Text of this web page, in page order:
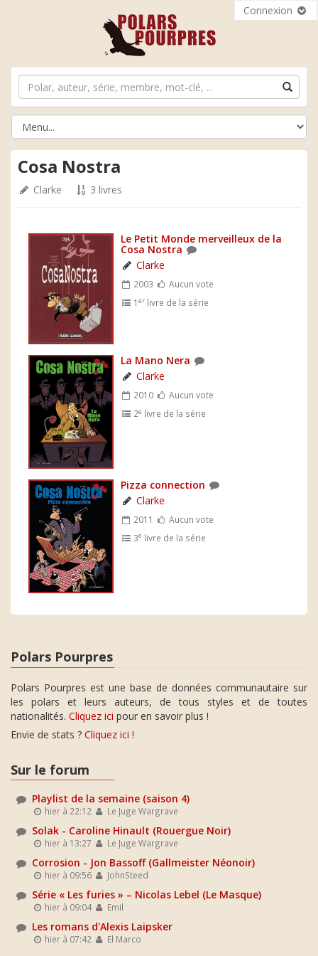
Connexion
Cosa Nostra
Clarke 3 livres
Le Petit Monde merveilleux de la
Cosa Nostra
Clarke
2003
Aucun vote
1er livre de la série
La Mano Nera
Clarke
2010
Aucun vote
2e livre de la série
Pizza connection
Clarke
2011
Aucun vote
3e livre de la série
Polars Pourpres
Polars Pourpres est une base de données communautaire sur
les polars et leurs auteurs, de tous styles et de toutes
nationalités. Cliquez ici pour en savoir plus !
Envie de stats ? Cliquez ici !
Sur le forum
Playlist de la semaine (saison 4)
hier à 22:12 Le Juge Wargrave
Solak - Caroline Hinault (Rouergue Noir)
hier à 13:27 Le Juge Wargrave
Corrosion - Jon Bassoff (Gallmeister Néonoir)
hier à 09:56 JohnSteed
Série « Les furies » – Nicolas Lebel (Le Masque)
hier à 09:04 Emil
Les romans d'Alexis Laipsker
hier à 07:42 El Marco